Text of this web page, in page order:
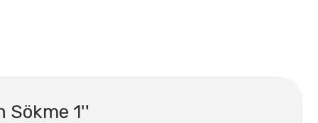
Sökme 1''